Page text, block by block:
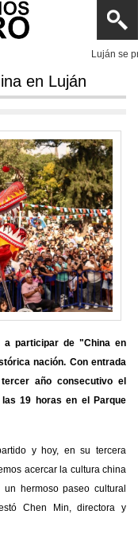
Peregrinación de la Virgen
en Luján
a participar de "China en
nación. Con entrada
año consecutivo el
19 horas en el Parque
y hoy, en su tercera
acercar la cultura china
hermoso paseo cultural
Chen Min, directora y